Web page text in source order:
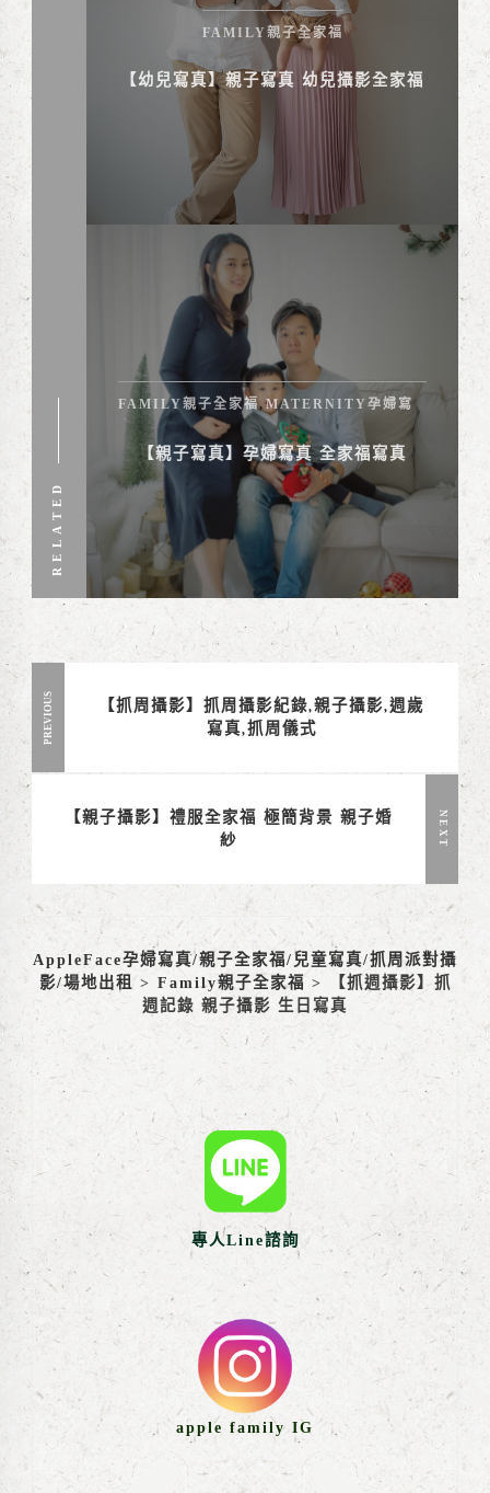
RELATED
FAMILY親子全家福
【幼兒寫真】親子寫真 幼兒攝影全家福
FAMILY親子全家福,MATERNITY孕婦寫
【親子寫真】孕婦寫真 全家福寫真
PREVIOUS
【抓周攝影】抓周攝影紀錄,親子攝影,週歲
寫真,抓周儀式
NEXT
【親子攝影】禮服全家福 極簡背景 親子婚
紗
AppleFace孕婦寫真/親子全家福/兒童寫真/抓周派對攝
影/場地出租> Family親子全家福 >
【抓週攝影】抓
週記錄 親子攝影 生日寫真
專人Line諮詢
apple family IG